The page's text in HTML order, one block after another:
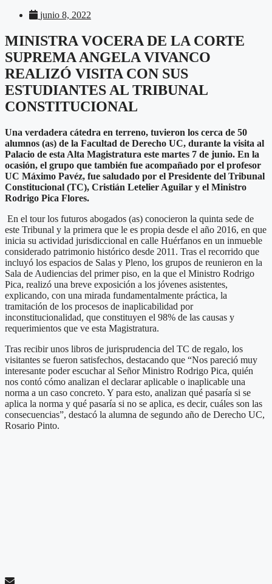
junio 8, 2022
MINISTRA VOCERA DE LA CORTE
SUPREMA ANGELA VIVANCO
REALIZÓ VISITA CON SUS
ESTUDIANTES AL TRIBUNAL
CONSTITUCIONAL
Una verdadera cátedra en terreno, tuvieron los cerca de 50
alumnos (as) de la Facultad de Derecho UC, durante la visita al
Palacio de esta Alta Magistratura este martes 7 de junio. En la
ocasión, el grupo que también fue acompañado por el profesor
UC Máximo Pavéz, fue saludado por el Presidente del Tribunal
Constitucional (TC), Cristián Letelier Aguilar y el Ministro
Rodrigo Pica Flores.
En el tour los futuros abogados (as) conocieron la quinta sede de
este Tribunal y la primera que le es propia desde el año 2016, en que
inicia su actividad jurisdiccional en calle Huérfanos en un inmueble
considerado patrimonio histórico desde 2011. Tras el recorrido que
incluyó los espacios de Salas y Pleno, los grupos de reunieron en la
Sala de Audiencias del primer piso, en la que el Ministro Rodrigo
Pica, realizó una breve exposición a los jóvenes asistentes,
explicando, con una mirada fundamentalmente práctica, la
tramitación de los procesos de inaplicabilidad por
inconstitucionalidad, que constituyen el 98% de las causas y
requerimientos que ve esta Magistratura.
Tras recibir unos libros de jurisprudencia del TC de regalo, los
visitantes se fueron satisfechos, destacando que “Nos pareció muy
interesante poder escuchar al Señor Ministro Rodrigo Pica, quién
nos contó cómo analizan el declarar aplicable o inaplicable una
norma a un caso concreto. Y para esto, analizan qué pasaría si se
aplica la norma y qué pasaría si no se aplica, es decir, cuáles son las
consecuencias”, destacó la alumna de segundo año de Derecho UC,
Rosario Pinto.